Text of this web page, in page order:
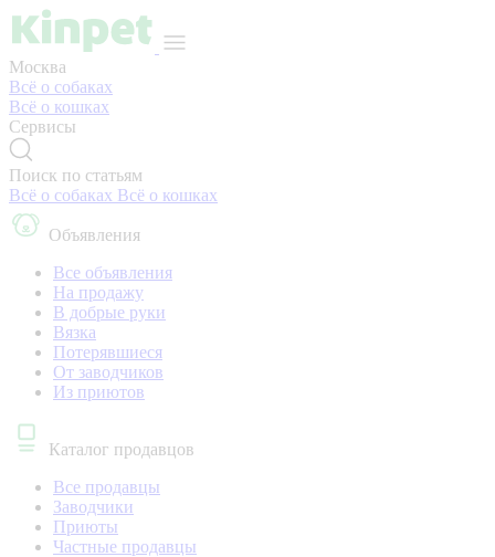
Москва
Всё о собаках
Всё о кошках
Сервисы
Поиск по статьям
Всё о собаках Всё о кошках
Объявления
Все объявления
На продажу
В добрые руки
Вязка
Потерявшиеся
От заводчиков
Из приютов
Каталог продавцов
Все продавцы
Заводчики
Приюты
Частные продавцы